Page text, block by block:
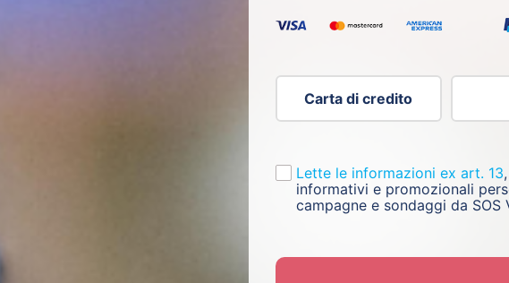
Carta di credito
Lette le informazioni ex art. 13
informativi e promozionali
campagne e sondaggi da SOS